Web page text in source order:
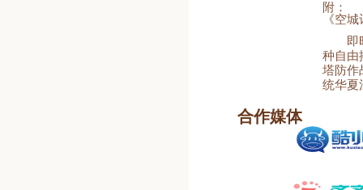
附：
《空
即
种自由
塔防作
统华夏
合作媒体